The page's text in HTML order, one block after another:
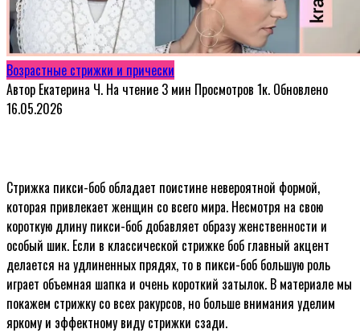
Возрастные стрижки и прически
Автор Екатерина Ч. На чтение 3 мин Просмотров 1к. Обновлено
16.05.2026
Стрижка пикси-боб обладает поистине невероятной формой,
которая привлекает женщин со всего мира. Несмотря на свою
короткую длину пикси-боб добавляет образу женственности и
особый шик. Если в классической стрижке боб главный акцент
делается на удлиненных прядях, то в пикси-боб большую роль
играет объемная шапка и очень короткий затылок. В материале мы
покажем стрижку со всех ракурсов, но больше внимания уделим
яркому и эффектному виду стрижки сзади.